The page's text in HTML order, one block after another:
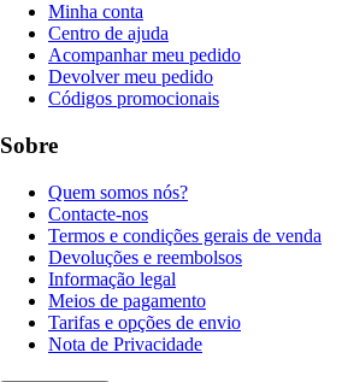
Minha conta
Centro de ajuda
Acompanhar meu pedido
Devolver meu pedido
Códigos promocionais
Sobre
Quem somos nós?
Contacte-nos
Termos e condições gerais de venda
Devoluções e reembolsos
Informação legal
Meios de pagamento
Tarifas e opções de envio
Nota de Privacidade